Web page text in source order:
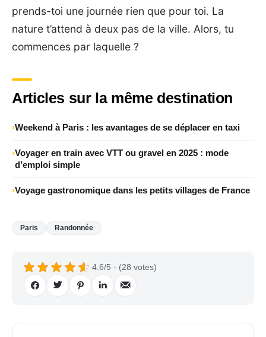
prends-toi une journée rien que pour toi. La
nature t’attend à deux pas de la ville. Alors, tu
commences par laquelle ?
Articles sur la même destination
Weekend à Paris : les avantages de se déplacer en taxi
Voyager en train avec VTT ou gravel en 2025 : mode
d’emploi simple
Voyage gastronomique dans les petits villages de France
Paris Randonnée
4.6/5 - (28 votes)